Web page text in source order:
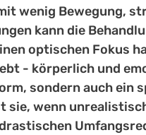
wenig Bewegung,
kann die
optischen Fokus
- körperlich und
sondern auch ein
sie, wenn